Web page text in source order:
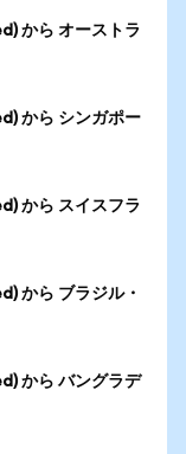
から オーストラ
から シンガポー
から スイスフラ
から ブラジル・
から バングラデ